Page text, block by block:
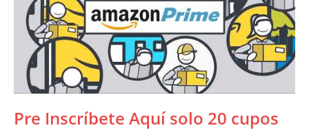
Pre Inscríbete Aquí solo 20 cupos